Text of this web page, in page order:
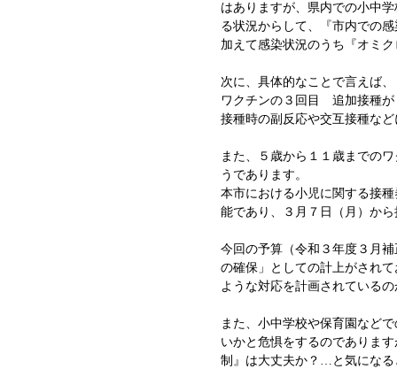
はありますが、県内での小中
る状況からして、『市内での
加えて感染状況のうち『オミ
次に、具体的なことで言えば、
ワクチンの３回目 追加接種が
接種時の副反応や交互接種な
また、５歳から１１歳までの
うであります。
本市における小児に関する接
能であり、３月７日（月）か
今回の予算（令和３年度３月
の確保」としての計上がされ
ような対応を計画されている
また、小中学校や保育園など
いかと危惧をするのでありま
制』は大丈夫か？…と気になる